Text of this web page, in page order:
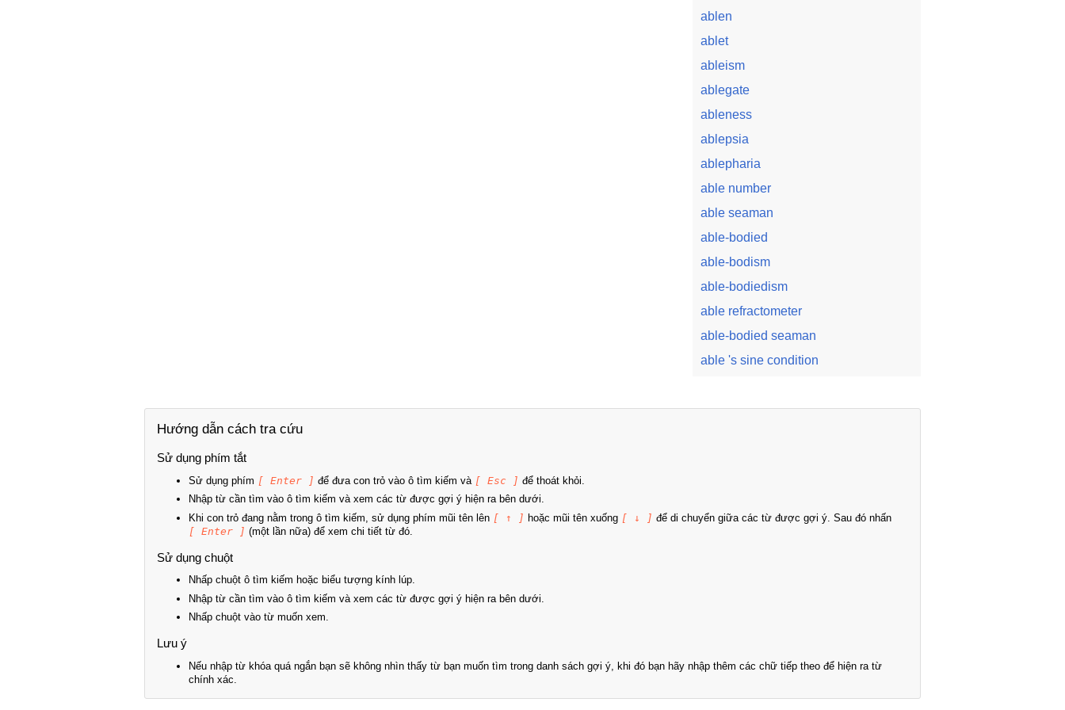
ablen
ablet
ableism
ablegate
ableness
ablepsia
ablepharia
able number
able seaman
able-bodied
able-bodism
able-bodiedism
able refractometer
able-bodied seaman
able 's sine condition
Hướng dẫn cách tra cứu
Sử dụng phím tắt
Sử dụng phím [ Enter ] để đưa con trỏ vào ô tìm kiếm và [ Esc ] để thoát khỏi.
Nhập từ cần tìm vào ô tìm kiếm và xem các từ được gợi ý hiện ra bên dưới.
Khi con trỏ đang nằm trong ô tìm kiếm, sử dụng phím mũi tên lên [ ↑ ] hoặc mũi tên xuống [ ↓ ] để di chuyển giữa các từ được gợi ý. Sau đó nhấn
[ Enter ] (một lần nữa) để xem chi tiết từ đó.
Sử dụng chuột
Nhấp chuột ô tìm kiếm hoặc biểu tượng kính lúp.
Nhập từ cần tìm vào ô tìm kiếm và xem các từ được gợi ý hiện ra bên dưới.
Nhấp chuột vào từ muốn xem.
Lưu ý
Nếu nhập từ khóa quá ngắn bạn sẽ không nhìn thấy từ bạn muốn tìm trong danh sách gợi ý, khi đó bạn hãy nhập thêm các chữ tiếp theo để hiện ra từ
chính xác.